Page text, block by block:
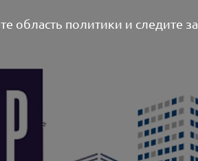
область политики и следите за